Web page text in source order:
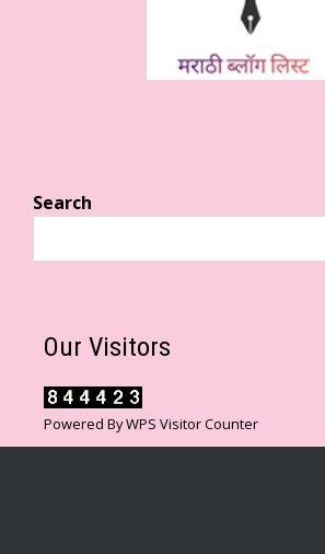
Search
Our Visitors
Powered ByWPS Visitor Counter